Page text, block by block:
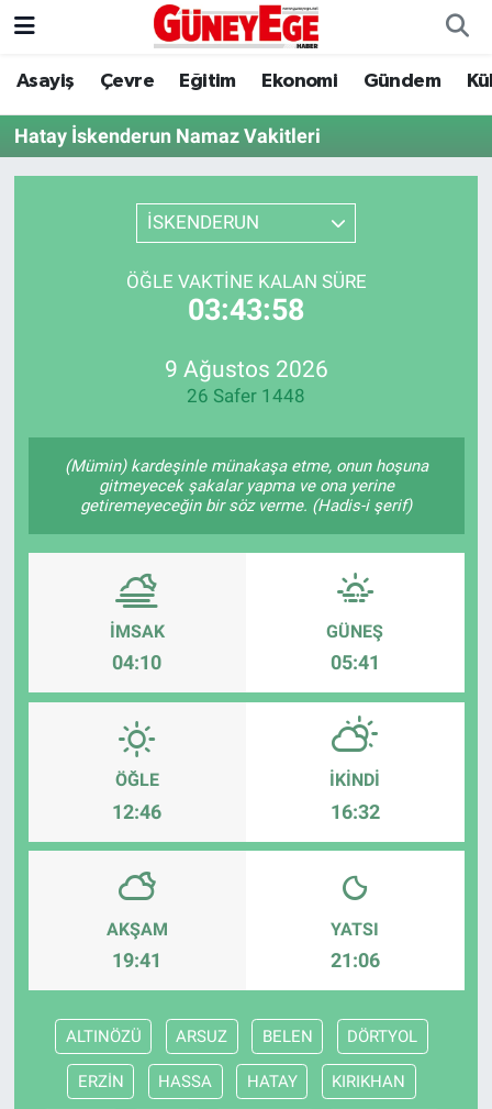
Asayiş Çevre Eğitim Ekonomi Gündem
Hatay İskenderun Namaz Vakitleri
İSKENDERUN
ÖĞLE VAKTINE KALAN SÜRE
03:43:58
9 Ağustos 2026
26 Safer 1448
(Mümin) kardeşinle münakaşa etme, onun hoşuna
gitmeyecek şakalar yapma ve ona yerine
getiremeyeceğin bir söz verme. (Hadis-i şerif)
İMSAK
04:10
GÜNEŞ
05:41
ÖĞLE
12:46
İKINDI
16:32
AKŞAM
19:41
YATSI
21:06
ALTINÖZÜ ARSUZ BELEN DÖRTYOL
ERZİN HASSA HATAY KIRIKHAN
Asayiş
Çevre
Kültür Sanat
Politika
Sağlık
Yaşam
Tarım
İstanbul Hava Durumu
İstanbul Trafik Yoğunluk Haritası
Son Dakika Haberleri